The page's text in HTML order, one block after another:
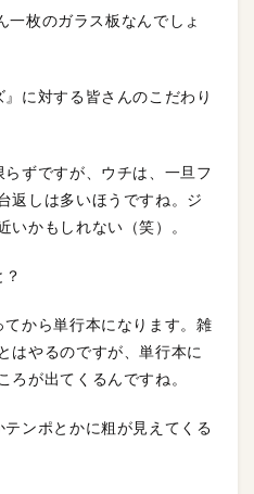
枚のガラス板なんでしょ
に対する皆さんのこだわり
ずですが、ウチは、一旦フ
返しは多いほうですね。ジ
いかもしれない（笑）。
から単行本になります。雑
はやるのですが、単行本に
ろが出てくるんですね。
ンポとかに粗が見えてくる